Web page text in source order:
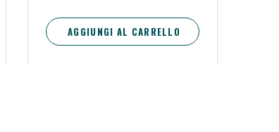
AGGIUNGI AL CARRELLO